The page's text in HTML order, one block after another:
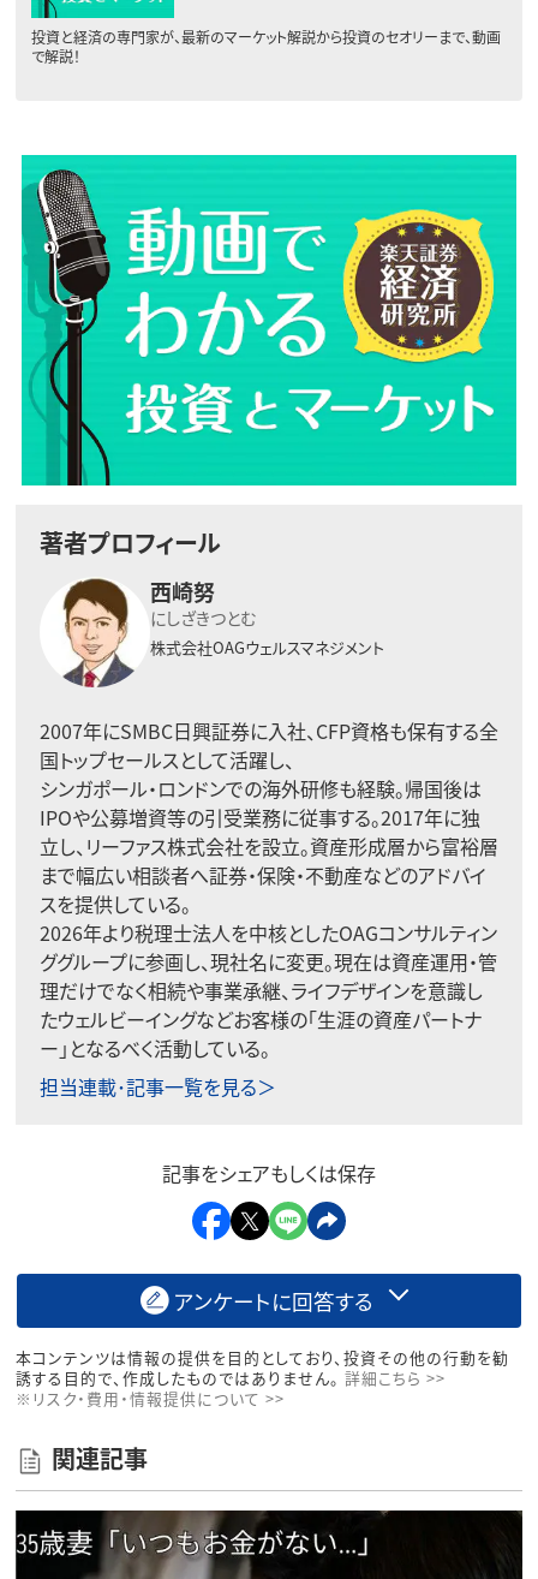
投資と経済の専門家が、最新のマーケット解説から投資のセオリーまで、動画
で解説！
著者プロフィール
西崎努
にしざきつとむ
株式会社OAGウェルスマネジメント
2007年にSMBC日興証券に入社、CFP資格も保有する全
国トップセールスとして活躍し、
シンガポール・ロンドンでの海外研修も経験。帰国後は
IPOや公募増資等の引受業務に従事する。2017年に独
立し、リーファス株式会社を設立。資産形成層から富裕層
まで幅広い相談者へ証券・保険・不動産などのアドバイ
スを提供している。
2026年より税理士法人を中核としたOAGコンサルティン
ググループに参画し、現社名に変更。現在は資産運用・管
理だけでなく相続や事業承継、ライフデザインを意識し
たウェルビーイングなどお客様の「生涯の資産パートナ
ー」となるべく活動している。
担当連載･記事一覧を見る＞
記事をシェアもしくは保存
アンケートに回答する
本コンテンツは情報の提供を目的としており、投資その他の行動を勧
誘する目的で、作成したものではありません。 詳細こちら >>
※リスク・費用・情報提供について >>
関連記事